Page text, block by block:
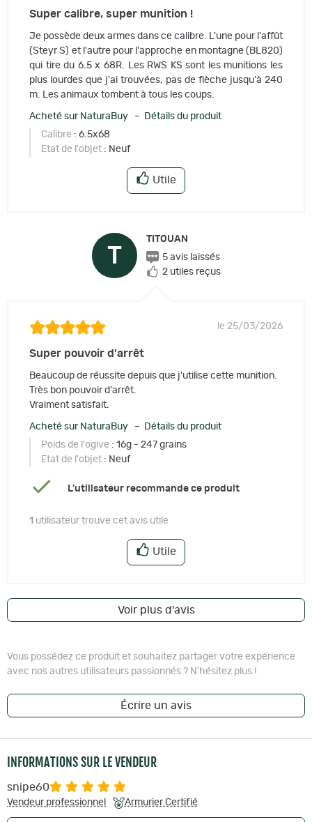
Super calibre, super munition !
Je possède deux armes dans ce calibre. L'une pour l'affût
(Steyr S) et l'autre pour l'approche en montagne (BL820)
qui tire du 6.5 x 68R. Les RWS KS sont les munitions les
plus lourdes que j'ai trouvées, pas de flèche jusqu'à 240
m. Les animaux tombent à tous les coups.
Acheté sur NaturaBuy – Détails du produit
Calibre : 6.5x68
Etat de l'objet : Neuf
Utile
T
TITOUAN
5 avis laissés
2 utiles reçus
le 25/03/2026
Super pouvoir d'arrêt
Beaucoup de réussite depuis que j'utilise cette munition.
Très bon pouvoir d'arrêt.
Vraiment satisfait.
Acheté sur NaturaBuy – Détails du produit
Poids de l'ogive : 16g - 247 grains
Etat de l'objet : Neuf
L'utilisateur recommande ce produit
1 utilisateur trouve cet avis utile
Utile
Voir plus d'avis
Vous possédez ce produit et souhaitez partager votre expérience
avec nos autres utilisateurs passionnés ? N'hésitez plus !
Écrire un avis
INFORMATIONS SUR LE VENDEUR
snipe60
Vendeur professionnel Armurier Certifié